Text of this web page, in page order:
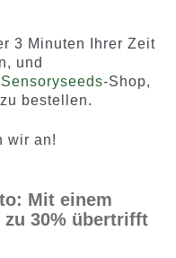
d auf
Kundenb
ewertung
en
3 Minuten Ihrer Zeit
und
Sensoryseeds-Shop,
bestellen.
wir an!
Mit einem
zu 30% übertrifft